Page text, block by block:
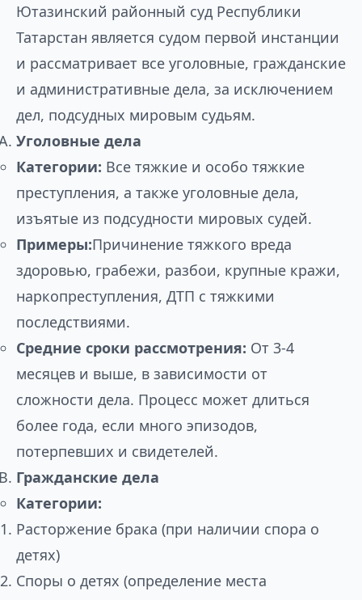
Ютазинский районный суд Республики
Татарстан является судом первой инстанции
и рассматривает все уголовные, гражданские
и административные дела, за исключением
дел, подсудных мировым судьям.
Уголовные дела
Категории: Все тяжкие и особо тяжкие
преступления, а также уголовные дела,
изъятые из подсудности мировых судей.
Примеры:Причинение тяжкого вреда
здоровью, грабежи, разбои, крупные кражи,
наркопреступления, ДТП с тяжкими
последствиями.
Средние сроки рассмотрения: От 3-4
месяцев и выше, в зависимости от
сложности дела. Процесс может длиться
более года, если много эпизодов,
потерпевших и свидетелей.
Гражданские дела
Категории:
Расторжение брака (при наличии спора о
детях)
Споры о детях (определение места